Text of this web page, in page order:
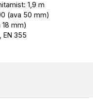
1,9 m
(ava 50 mm)
mm)
EN 355